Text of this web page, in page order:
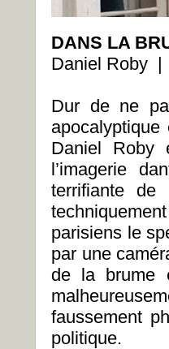
DANS LA
Daniel Roby
Dur de ne
apocalyptique
Daniel Roby
l’imagerie
terrifiante de
parisiens le
par une
de la brume
faussement
politique.